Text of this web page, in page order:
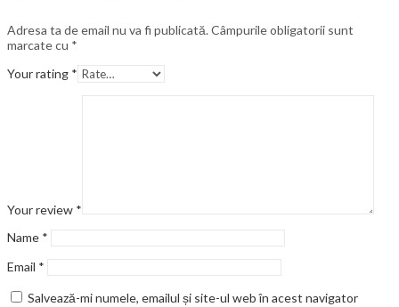
Adresa ta de email nu va fi publicată.Câmpurile obligatorii sunt
marcate cu *
Your rating *
Your review *
Name *
Email *
Salvează-mi numele, emailul și site-ul web în acest navigator